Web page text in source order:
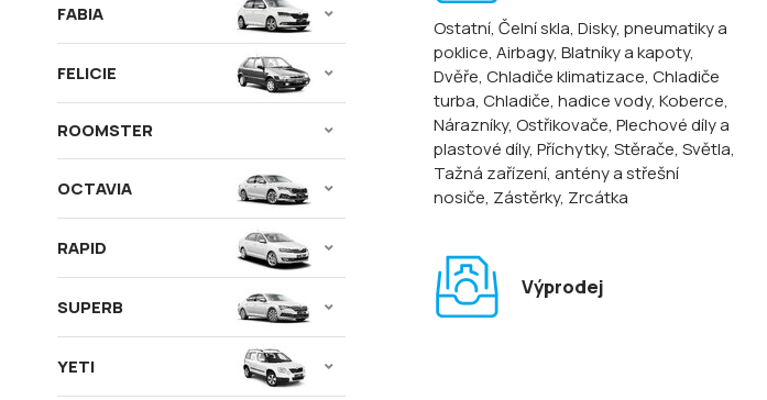
Ostatní, Čelní skla, Disky, pneumatiky a
poklice, Airbagy, Blatníky a kapoty,
Dvěře, Chladiče klimatizace, Chladiče
turba, Chladiče, hadice vody, Koberce,
Nárazníky, Ostřikovače, Plechové díly a
plastové díly, Příchytky, Stěrače, Světla,
Tažná zařízení, antény a střešní
nosiče, Zástěrky, Zrcátka
Výprodej
FABIA
FELICIE
ROOMSTER
OCTAVIA
RAPID
SUPERB
YETI